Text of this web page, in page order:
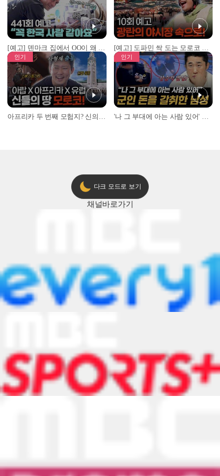
[예고] 덴마크 집에서 OO이 왜 나와...? 이상할 정도로 한국을 사랑하는 우리 형을 제보합니다! [예고] 도파민 싹 도는 모로코 야시장 투어!
인기 인기
다크 모드로 보기
채널바로가기